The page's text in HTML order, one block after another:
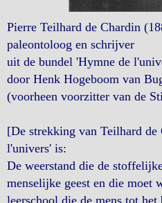
Pierre Teilhard de Chardin
paleontoloog en schrijver
uit de bundel 'Hymne de
door Henk Hogeboom van
(voorheen voorzitter van de
[De strekking van Teilhard de
l'univers' is:
De weerstand die de
menselijke geest en die moet